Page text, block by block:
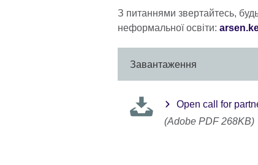
З питаннями звертайтесь,
неформальної освіти:
Завантаження
Open call for
(Adobe PDF 268KB)